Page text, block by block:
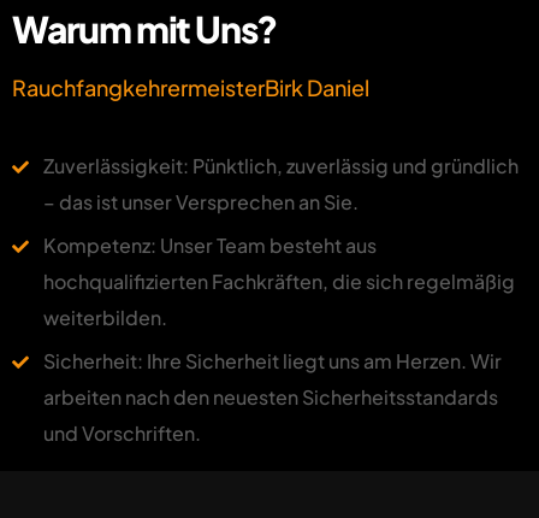
Warum mit Uns?
RauchfangkehrermeisterBirk Daniel
Zuverlässigkeit: Pünktlich, zuverlässig und gründlich
– das ist unser Versprechen an Sie.
Kompetenz: Unser Team besteht aus
hochqualifizierten Fachkräften, die sich regelmäßig
weiterbilden.
Sicherheit: Ihre Sicherheit liegt uns am Herzen. Wir
arbeiten nach den neuesten Sicherheitsstandards
und Vorschriften.